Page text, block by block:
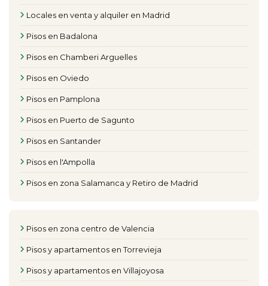
Locales en venta y alquiler en Madrid
Pisos en Badalona
Pisos en Chamberi Arguelles
Pisos en Oviedo
Pisos en Pamplona
Pisos en Puerto de Sagunto
Pisos en Santander
Pisos en l'Ampolla
Pisos en zona Salamanca y Retiro de Madrid
Pisos en zona centro de Valencia
Pisos y apartamentos en Torrevieja
Pisos y apartamentos en Villajoyosa